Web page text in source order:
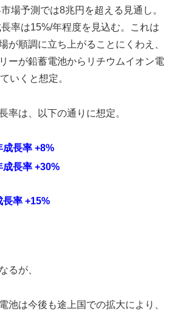
場予測では8兆円を超える見通し。
率は15%/年程度を見込む。これは
が順調に立ち上がることにくわえ、
ーが鉛蓄電池からリチウムイオン電
いくと想定。
率は、以下の通りに想定。
長率 +8%
長率 +30%
長率 +15%
るが、
池は今後も途上国での拡大により、